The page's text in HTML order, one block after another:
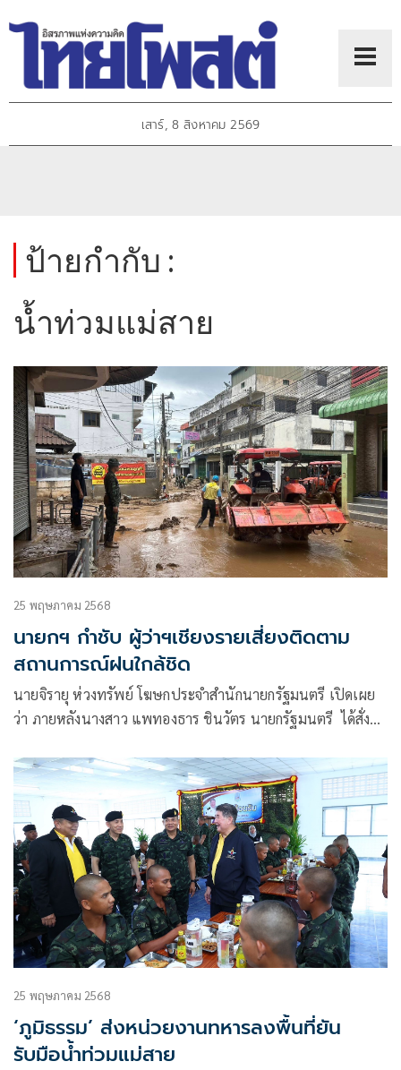
เสาร์, 8 สิงหาคม 2569
ป้ายกำกับ :
น้ำท่วมแม่สาย
25 พฤษภาคม 2568
นายกฯ กำชับ ผู้ว่าฯเชียงรายเสี่ยงติดตาม
สถานการณ์ฝนใกล้ชิด
นายจิรายุ ห่วงทรัพย์ โฆษกประจำสำนักนายกรัฐมนตรี เปิดเผย
ว่า ภายหลังนางสาว แพทองธาร ชินวัตร นายกรัฐมนตรี ได้สั่ง
ว่าการกระทรวงมหาดไทย ในฐานะ ประธานคณะกรรมการ
บรรเทาสาธารณภัย เข้าไปช่วยเหลือพี่น้องประชาชนอย่างเร่ง
ด่วนจากกรณีสถานการณ์น้ำจากแม่น้ำสายไหล
25 พฤษภาคม 2568
‘ภูมิธรรม’ ส่งหน่วยงานทหารลงพื้นที่ยัน
รับมือน้ำท่วมแม่สาย